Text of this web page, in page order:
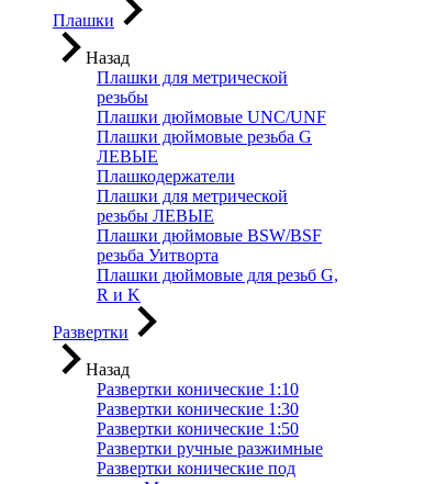
Плашки
Назад
Плашки для метрической
резьбы
Плашки дюймовые UNC/UNF
Плашки дюймовые резьба G
ЛЕВЫЕ
Плашкодержатели
Плашки для метрической
резьбы ЛЕВЫЕ
Плашки дюймовые BSW/BSF
резьба Уитворта
Плашки дюймовые для резьб G,
R и K
Развертки
Назад
Развертки конические 1:10
Развертки конические 1:30
Развертки конические 1:50
Развертки ручные разжимные
Развертки конические под